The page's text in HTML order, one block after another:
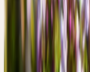
Lamiaceae
Hauteur 10–40 cm
Floraison
Mai–octobre
Mois de récolte
Juni
Habitat
Rochers secs et
calcaires et drainants
Répartition Bassin
centrale comme condiment